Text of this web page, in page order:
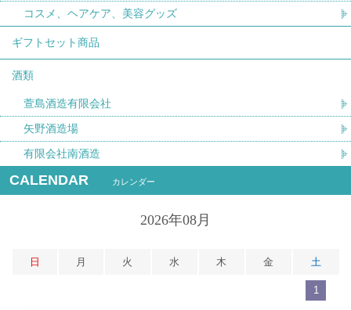
コスメ、ヘアケア、美容グッズ
ギフトセット商品
酒類
萱島酒造有限会社
矢野酒造場
有限会社南酒造
CALENDAR カレンダー
2026年08月
日 月 火 水 木 金 土
1